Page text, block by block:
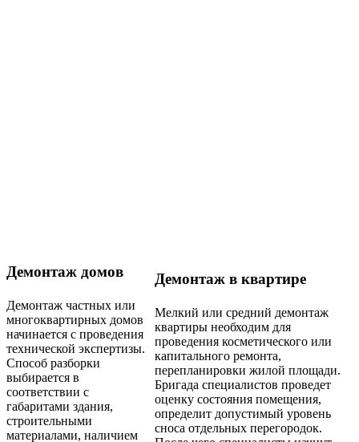
Демонтаж домов
Демонтаж частных или
многоквартирных домов
начинается с проведения
технической экспертизы.
Способ разборки
выбирается в
соответствии с
габаритами здания,
строительными
материалами, наличием
Демонтаж в квартире
Мелкий или средний демонтаж
квартиры необходим для
проведения косметического или
капитального ремонта,
перепланировки жилой площади.
Бригада специалистов проведет
оценку состояния помещения,
определит допустимый уровень
сноса отдельных перегородок.